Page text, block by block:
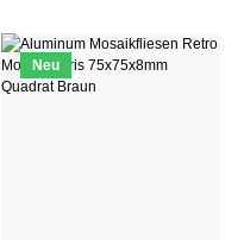
Neu